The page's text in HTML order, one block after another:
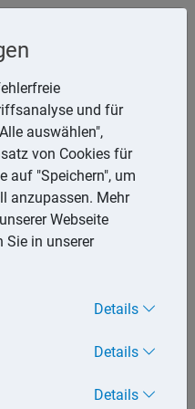
Steuerart, sondern
Einkommensteuer.
Eine Steuer,
sondern direkt an der
und am Ort der
überweist die
Beitrag zeigt, wie die
Arbeitgeber die
kann und welche Rolle
und für
auswählen",
von Cookies für
auf "Speichern", um
anzupassen. Mehr
Webseite
Sie in unserer
Details
Details
Details